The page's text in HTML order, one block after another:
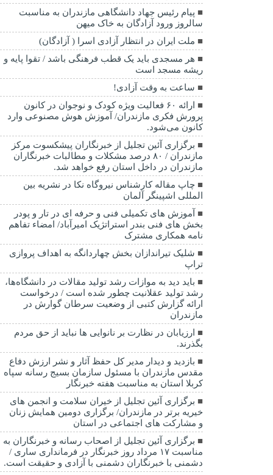
پیام رئیس جهاد دانشگاهی مازندران به مناسبت
سالروز ورود آزادگان به خاک میهن
ملت ایران در انتظار آزادی اسرا ( آزادگان)
هر مسجدی باید یک قطب فرهنگی باشد / تقوا پایه و
ریشه مسجد است
ساعت به وقت آزادی!
ارائه ۶۰ فعالیت ویژه کودک و نوجوان در کانون
پرورش فکری مازندران/ آموزش هوش مصنوعی وارد
کانون می‌شود.
برگزاری آئین تجلیل از خبرنگاران پیشکسوت مرکز
مازندران / ۸۰ درصد مشکلات و مطالبات خبرنگاران
مازندران در داخل استان رفع خواهد شد.
چاپ مقاله کارشناس نيروگاه نكا در نشریه بین
المللی اشپینگر آلمان
آموزش های تکمیلی فنی و حرفه ای در تار و پودر
بخش های فنی بندر استراتژیک امیرآباد/ امضاء تفاهم
نامه همکاری مشترک
شلیک تیراندازان بخش چهاردانگه به اهداف پروازی
تراپ
باید دید به موازات رشد تولید مقالات در دانشگاه‌ها،
رشد تولید عقلانیت چطور شده است / درخواست
ارائه گزارش کتبی از وضعیت سرطان گوارش در
مازندران
ارزیابان در نظارت بر نانوایی ها نباید از حق مردم
بگذرند.
بازدید و دیدار مدیر کل حفظ آثار و نشر ارزش دفاع
مقدس مازندران با مسئول سازمان بسیج رسانه سپاه
کربلا استان به مناسبت هفته خبرنگار
برگزاری آئین تجلیل از خیران سلامت و انجمن های
خیریه برتر در مازندران/ برگزاری دومین همایش زنان
و مشارکت های اجتماعی در استان
برگزاری آئین تجلیل از اصحاب رسانه و خبرنگاران به
مناسبت ۱۷ مرداد روز خبرنگار در فرمانداری ساری /
دشمنی با خبرنگاران دشمنی با آزادی و حقیقت است.